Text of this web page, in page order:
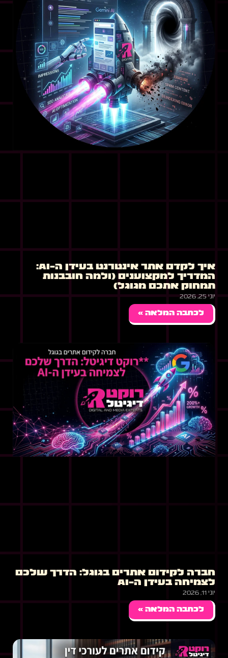
איך לקדם אתר אינטרנט בעידן ה-AI:
המדריך למקצוענים (ולמה חובבנות
תמחוק אתכם מגוגל)
יוני 25, 2026
לכתבה המלאה »
חברה לקידום אתרים בגוגל: הדרך שלכם
לצמיחה בעידן ה-AI
יוני 11, 2026
לכתבה המלאה »